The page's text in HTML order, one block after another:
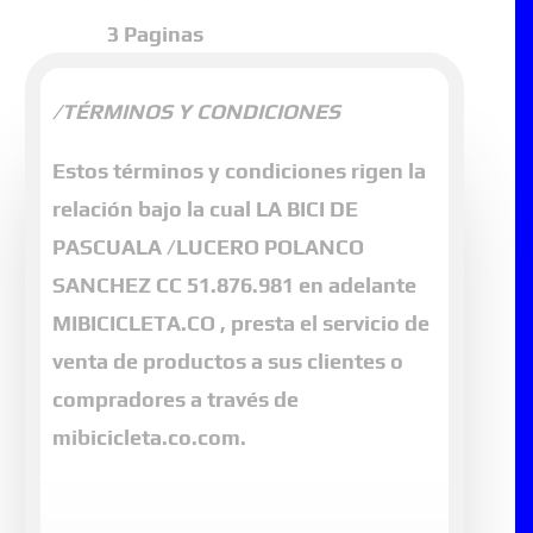
EnMIBICICLETA.COrealizamos
una de las prendas para asegurarnos
que esté completamente satisfecho
con su compra. Si presenta alguna
inconformidad con el producto
comprado puede cambiarlo en un
plazo de diez(10) días
hábilesdespués de recibido.
3 Paginas
/TÉRMINOS Y CONDICIONES
Estos términos y condiciones rigen la
relación bajo la cual LA BICI DE
PASCUALA /LUCERO POLANCO
SANCHEZ CC 51.876.981 en adelante
MIBICICLETA.CO , presta el servicio de
venta de productos a sus clientes o
compradores a través de
mibicicleta.co.com.